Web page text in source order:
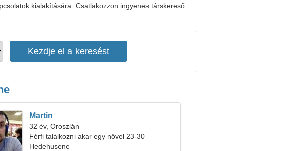
kialakítására. Csatlakozzon ingyenes társkereső
Martin
32 év, Oroszlán
Férfi találkozni akar egy nővel 23-30
Hedehusene